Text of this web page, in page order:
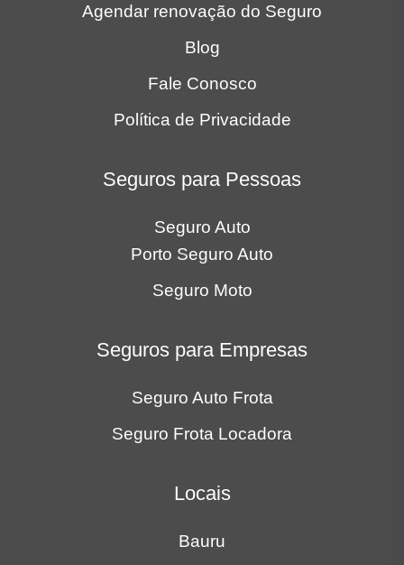
Agendar renovação do Seguro
Blog
Fale Conosco
Política de Privacidade
Seguros para Pessoas
Seguro Auto
Porto Seguro Auto
Seguro Moto
Seguros para Empresas
Seguro Auto Frota
Seguro Frota Locadora
Locais
Bauru